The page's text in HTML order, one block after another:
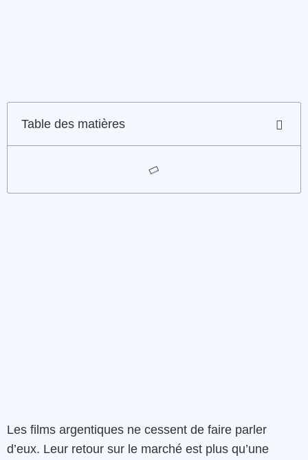
Table des matières
Les films argentiques ne cessent de faire parler
d’eux. Leur retour sur le marché est plus qu’une